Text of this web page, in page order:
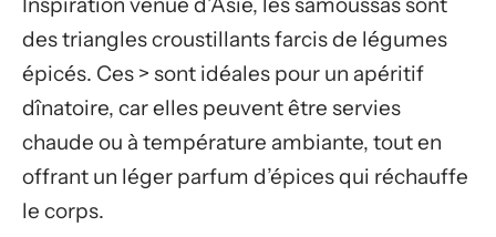
des triangles croustillants farcis de légumes
épicés. Ces > sont idéales pour un apéritif
dînatoire, car elles peuvent être servies
chaude ou à température ambiante, tout en
offrant un léger parfum d’épices qui réchauffe
le corps.